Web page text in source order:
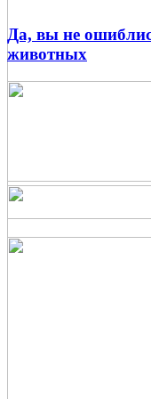
Да, вы не
животных